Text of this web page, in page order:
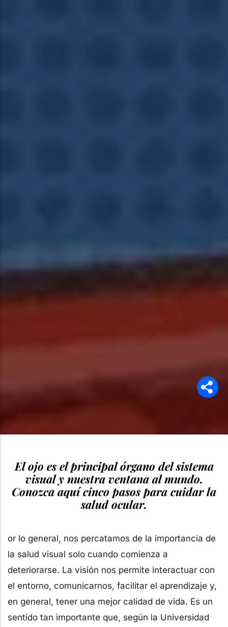
El ojo es el principal órgano del sistema
visual y nuestra ventana al mundo.
Conozca aquí cinco pasos para cuidar la
salud ocular.
or lo general, nos percatamos de la importancia de
la salud visual solo cuando comienza a
deteriorarse. La visión nos permite interactuar con
el entorno, comunicarnos, facilitar el aprendizaje y,
en general, tener una mejor calidad de vida. Es un
sentido tan importante que, según la Universidad